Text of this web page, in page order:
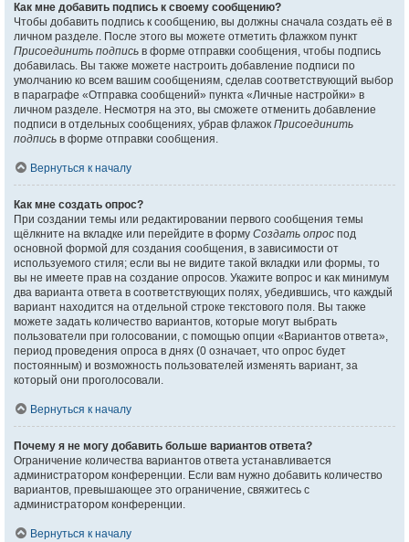
Как мне добавить подпись к своему сообщению?
Чтобы добавить подпись к сообщению, вы должны сначала создать её в
личном разделе. После этого вы можете отметить флажком пункт
Присоединить подпись в форме отправки сообщения, чтобы подпись
добавилась. Вы также можете настроить добавление подписи по
умолчанию ко всем вашим сообщениям, сделав соответствующий выбор
в параграфе «Отправка сообщений» пункта «Личные настройки» в
личном разделе. Несмотря на это, вы сможете отменить добавление
подписи в отдельных сообщениях, убрав флажок Присоединить
подпись в форме отправки сообщения.
Вернуться к началу
Как мне создать опрос?
При создании темы или редактировании первого сообщения темы
щёлкните на вкладке или перейдите в форму Создать опрос под
основной формой для создания сообщения, в зависимости от
используемого стиля; если вы не видите такой вкладки или формы, то
вы не имеете прав на создание опросов. Укажите вопрос и как минимум
два варианта ответа в соответствующих полях, убедившись, что каждый
вариант находится на отдельной строке текстового поля. Вы также
можете задать количество вариантов, которые могут выбрать
пользователи при голосовании, с помощью опции «Вариантов ответа»,
период проведения опроса в днях (0 означает, что опрос будет
постоянным) и возможность пользователей изменять вариант, за
который они проголосовали.
Вернуться к началу
Почему я не могу добавить больше вариантов ответа?
Ограничение количества вариантов ответа устанавливается
администратором конференции. Если вам нужно добавить количество
вариантов, превышающее это ограничение, свяжитесь с
администратором конференции.
Вернуться к началу